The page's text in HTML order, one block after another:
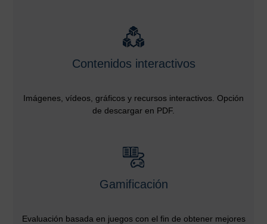
Contenidos interactivos
Imágenes, vídeos, gráficos y recursos interactivos. Opción
de descargar en PDF.
Gamificación
Evaluación basada en juegos con el fin de obtener mejores